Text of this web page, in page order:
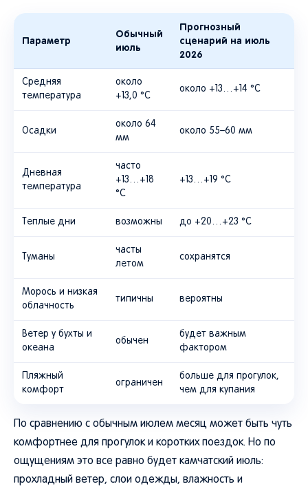
Параметр
Обычный
июль
Прогнозный
сценарий на июль
2026
Средняя
температура
около
+13,0 °C
около +13…+14 °C
Осадки
около 64
мм
около 55–60 мм
Дневная
температура
часто
+13…+18
°C
+13…+19 °C
Теплые дни возможны до +20…+23 °C
Туманы
часты
летом
сохранятся
Морось и низкая
облачность
типичны вероятны
Ветер у бухты и
океана
обычен
будет важным
фактором
Пляжный
комфорт
ограничен
больше для прогулок,
чем для купания
По сравнению с обычным июлем месяц может быть чуть
комфортнее для прогулок и коротких поездок. Но по
ощущениям это все равно будет камчатский июль:
прохладный ветер, слои одежды, влажность и